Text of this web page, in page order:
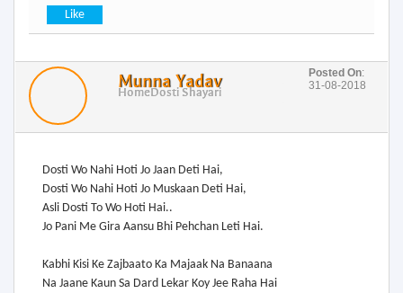
Munna Yadav
HomeDosti Shayari
Posted On:
31-08-2018
Dosti Wo Nahi Hoti Jo Jaan Deti Hai,
Dosti Wo Nahi Hoti Jo Muskaan Deti Hai,
Asli Dosti To Wo Hoti Hai..
Jo Pani Me Gira Aansu Bhi Pehchan Leti Hai.
Kabhi Kisi Ke Zajbaato Ka Majaak Na Banaana
Na Jaane Kaun Sa Dard Lekar Koy Jee Raha Hai